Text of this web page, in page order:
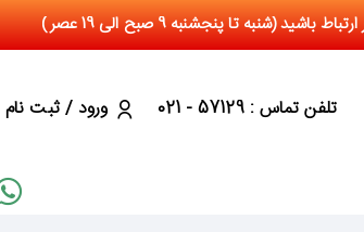
تلفن تماس : 57129 - 021 ورود / ثبت نام